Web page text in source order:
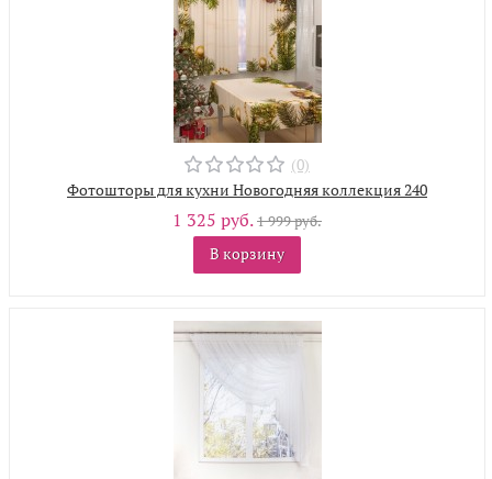
(0)
Фотошторы для кухни Новогодняя коллекция 240
1 325 руб.1 999 руб.
В корзину